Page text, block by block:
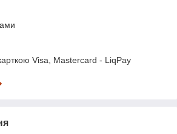
Visa, Mastercard - LiqPay